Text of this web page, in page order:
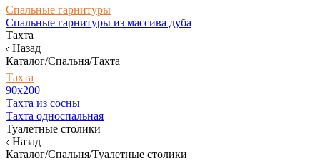
Спальные гарнитуры
Спальные гарнитуры из массива дуба
Тахта
Назад
Каталог/Спальня/Тахта
Тахта
90х200
Тахта из сосны
Тахта односпальная
Туалетные столики
Назад
Каталог/Спальня/Туалетные столики